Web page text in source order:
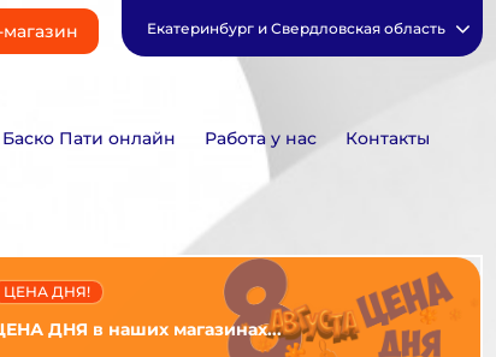
Екатеринбург и Свердловская область
Баско Пати онлайн Работа у нас Контакты
ДНЯ в наших магазинах...
ЦЕНА ДНЯ!